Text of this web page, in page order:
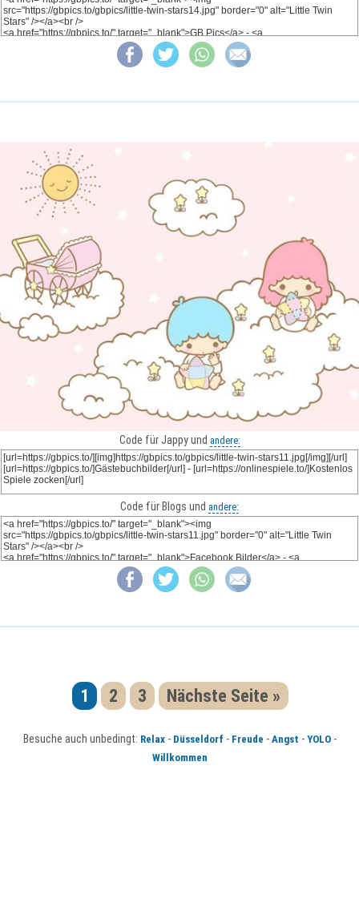
Code für Jappy und andere:
Code für Blogs und andere:
1 2 3 Nächste Seite »
Besuche auch unbedingt: Relax- Düsseldorf- Freude - Angst - YOLO-
Willkommen